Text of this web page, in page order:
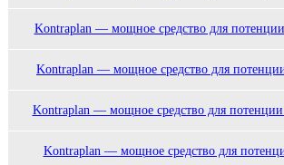
Kontraplan — мощное средство для
Kontraplan — мощное средство для
Kontraplan — мощное средство для
Kontraplan — мощное средство для